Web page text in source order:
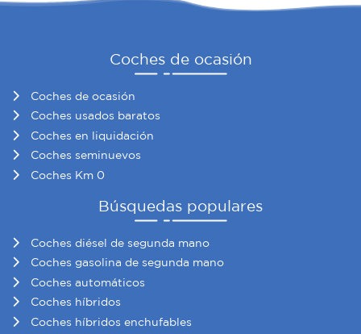
Coches de ocasión
Coches de ocasión
Coches usados baratos
Coches en liquidación
Coches seminuevos
Coches Km 0
Búsquedas populares
Coches diésel de segunda mano
Coches gasolina de segunda mano
Coches automáticos
Coches híbridos
Coches híbridos enchufables